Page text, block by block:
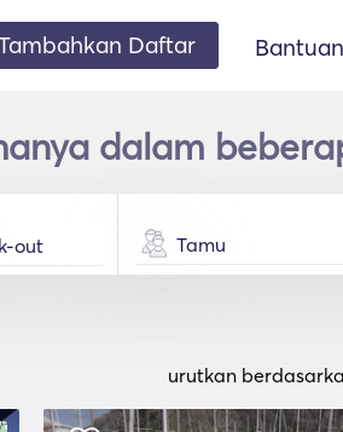
Daftar Bantuan
dalam
Tamu
urutkan